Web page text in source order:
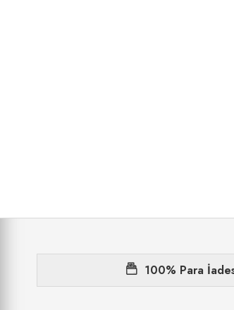
Ferrero
100% Para